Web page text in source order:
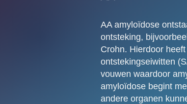
AA amyloïdose
ontsteking,
Crohn. Hierdoor
ontstekingseiwitten
vouwen waardoor
amyloïdose begint
andere organen